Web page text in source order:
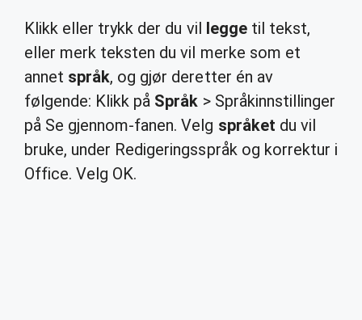
Klikk eller trykk der du vil leggetil tekst,
eller merk teksten du vil merke som et
annet språk, og gjør deretter én av
følgende: Klikk på Språk > Språkinnstillinger
på Se gjennom-fanen. Velg språket du vil
bruke, under Redigeringsspråk og korrektur i
Office. Velg OK.